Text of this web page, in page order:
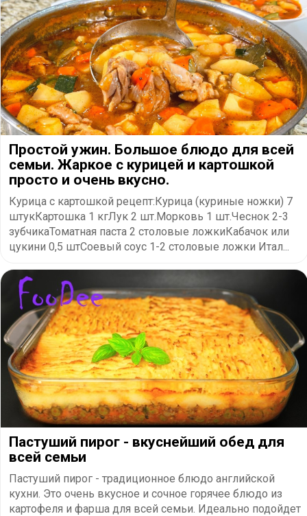
Простой ужин. Большое блюдо для всей
семьи. Жаркое с курицей и картошкой
просто и очень вкусно.
Курица с картошкой рецепт:Курица (куриные ножки) 7
штукКартошка 1 кгЛук 2 шт.Морковь 1 шт.Чеснок 2-3
зубчикаТоматная паста 2 столовые ложкиКабачок или
цукини 0,5 штСоевый соус 1-2 столовые ложки Итал...
Пастуший пирог - вкуснейший обед для
всей семьи
Пастуший пирог - традиционное блюдо английской
кухни. Это очень вкусное и сочное горячее блюдо из
картофеля и фарша для всей семьи. Идеально подойдет